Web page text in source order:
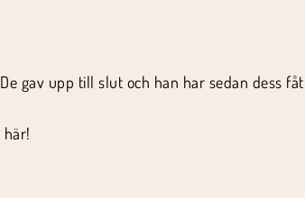
gav upp till slut och han har sedan dess